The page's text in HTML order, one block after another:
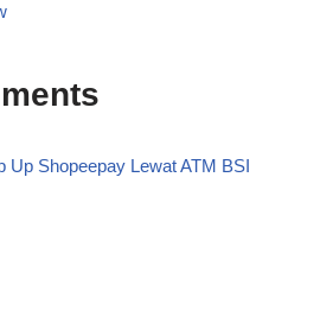
Up Shopeepay Lewat ATM BSI